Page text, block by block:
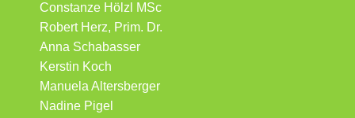
Constanze Hölzl MSc
Robert Herz, Prim. Dr.
Anna Schabasser
Kerstin Koch
Manuela Altersberger
Nadine Pigel